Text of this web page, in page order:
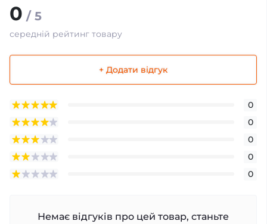
0 / 5
середній рейтинг товару
+ Додати відгук
0
0
0
0
0
Немає відгуків про цей товар, станьте